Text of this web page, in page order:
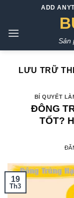
nội
ADD
Sản
LƯU TRỮ
BÍ QUYẾT
ĐÔNG
TỐT?
19
Th3